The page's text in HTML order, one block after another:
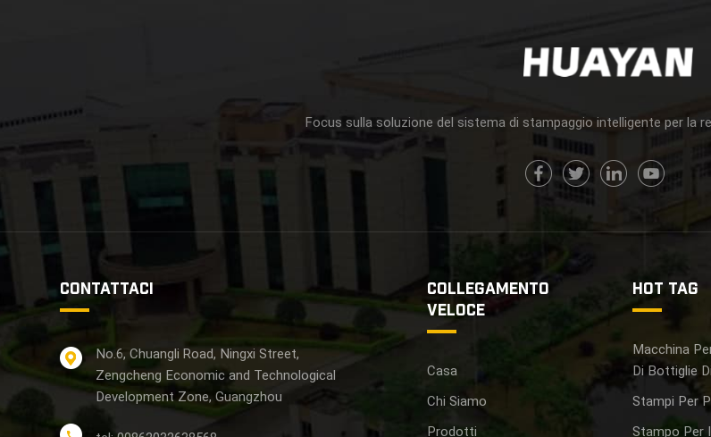
Focus sulla soluzione del sistema di stampaggio intelligente per la
CONTATTACI
No.6, Chuangli Road, Ningxi Street,
Zengcheng Economic and Technological
Development Zone, Guangzhou
COLLEGAMENTO
VELOCE
Casa
Chi Siamo
Prodotti
HOT TAG
Macchina
Di Bottiglie
Stampi Per
Stampo Per